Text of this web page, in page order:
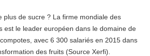
plus de sucre ? La firme mondiale des
est le leader européen dans le domaine de
avec 6 300 salariés en 2015 dans
des fruits (Source Xerfi).